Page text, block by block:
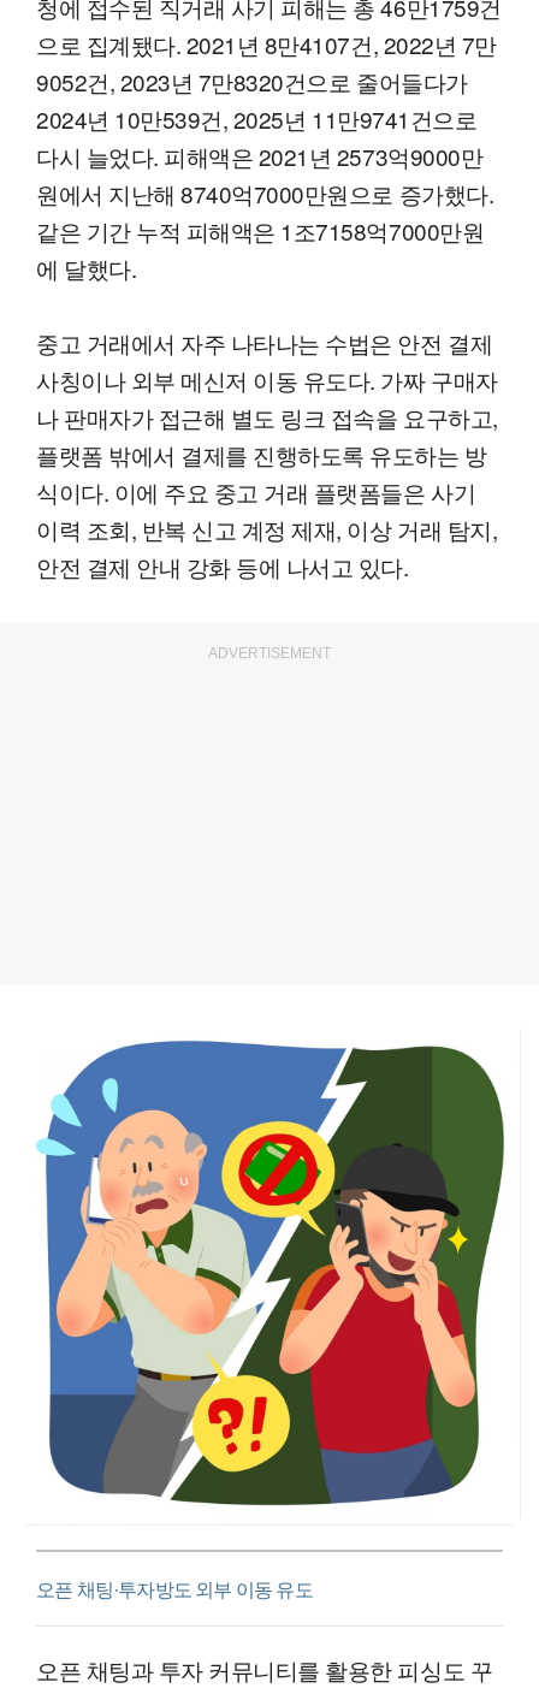
청에 접수된 직거래 사기 피해는 총 46만1759건
으로 집계됐다. 2021년 8만4107건, 2022년 7만
9052건, 2023년 7만8320건으로 줄어들다가
2024년 10만539건, 2025년 11만9741건으로
다시 늘었다. 피해액은 2021년 2573억9000만
원에서 지난해 8740억7000만원으로 증가했다.
같은 기간 누적 피해액은 1조7158억7000만원
에 달했다.
중고 거래에서 자주 나타나는 수법은 안전 결제
사칭이나 외부 메신저 이동 유도다. 가짜 구매자
나 판매자가 접근해 별도 링크 접속을 요구하고,
플랫폼 밖에서 결제를 진행하도록 유도하는 방
식이다. 이에 주요 중고 거래 플랫폼들은 사기
이력 조회, 반복 신고 계정 제재, 이상 거래 탐지,
안전 결제 안내 강화 등에 나서고 있다.
ADVERTISEMENT
오픈 채팅·투자방도 외부 이동 유도
오픈 채팅과 투자 커뮤니티를 활용한 피싱도 꾸